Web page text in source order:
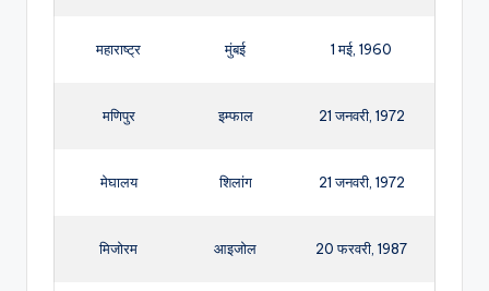
महाराष्ट्र मुंबई 1 मई, 1960
मणिपुर इम्फाल 21 जनवरी, 1972
मेघालय शिलांग 21 जनवरी, 1972
मिजोरम आइजोल 20 फरवरी, 1987